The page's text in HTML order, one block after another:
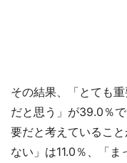
その結果、「とても
だと思う」が39.0％
要だと考えているこ
ない」は11.0％、「